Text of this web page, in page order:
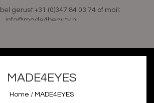
gerust:+31 (0)347 84 03 74 of mail:
info@made4beauty.nl
MADE4EYES
Home / MADE4EYES